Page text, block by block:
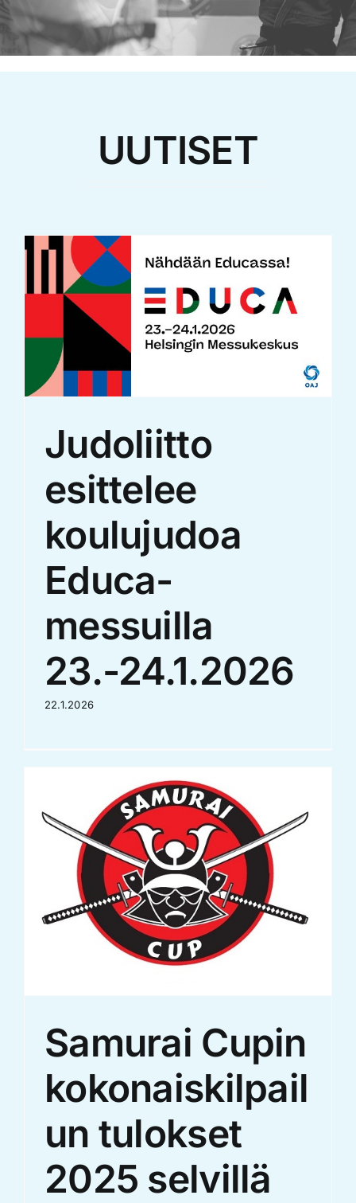
UUTISET
Judoliitto
esittelee
koulujudoa
Educa-
messuilla
23.-24.1.2026
22.1.2026
Samurai Cupin
kokonaiskilpail
un tulokset
2025 selvillä